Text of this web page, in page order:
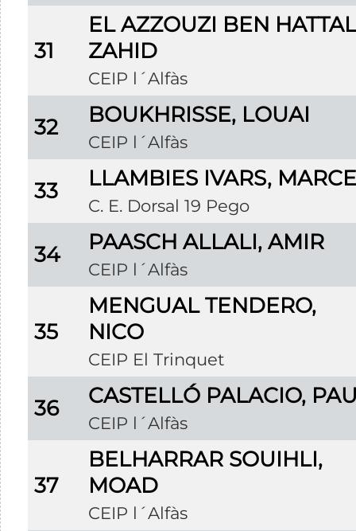
31
EL AZZOUZI BEN
ZAHID
CEIP l´Alfàs
32 BOUKHRISSE, LOUAI
CEIP l´Alfàs
33 LLAMBIES IVARS,
C. E. Dorsal 19 Pego
34 PAASCH ALLALI, AMIR
CEIP l´Alfàs
35
MENGUAL TENDERO,
NICO
CEIP El Trinquet
36 CASTELLÓ PALACIO,
CEIP l´Alfàs
37
BELHARRAR SOUIHLI,
MOAD
CEIP l´Alfàs